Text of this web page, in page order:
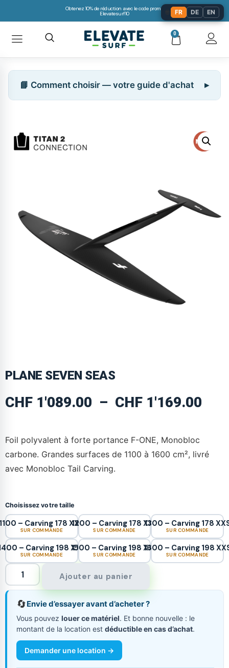
Obtenez 10% de réduction avec le code promo:
Elevatesurf10
0
📘 Comment choisir — votre guide d'achat
PLANE SEVEN SEAS
CHF 1'089.00 – CHF 1'169.00
Foil polyvalent à forte portance F-ONE, Monobloc
carbone. Grandes surfaces de 1100 à 1600 cm², livré
avec Monobloc Tail Carving.
Choisissez votre taille
– Carving 178 XXS
SUR COMMANDE
1200 – Carving 178 XXS
SUR COMMANDE
1300 – Carving 178
SUR COMMANDE
– Carving 198 XXS
SUR COMMANDE
1500 – Carving 198 XXS
SUR COMMANDE
1600 – Carving 198
SUR COMMANDE
Ajouter au panier
🔄Envie d’essayer avant d’acheter ?
Vous pouvez louer ce matériel. Et bonne nouvelle : le
montant de la location est déductible en cas d’achat.
Demander une location →
FR DE EN